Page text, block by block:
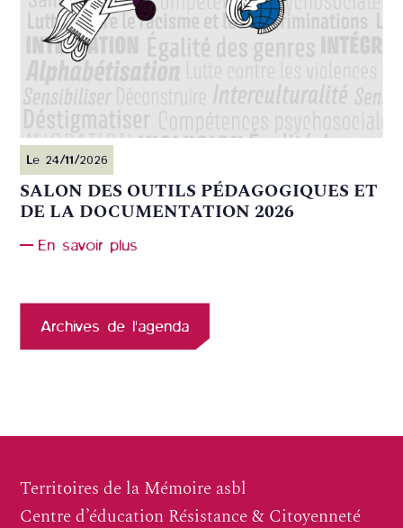
Le 24/11/2026
SALON DES OUTILS PÉDAGOGIQUES ET
DE LA DOCUMENTATION 2026
En savoir plus
Archives de l'agenda
Territoires de la Mémoire asbl
Centre d’éducation Résistance & Citoyenneté